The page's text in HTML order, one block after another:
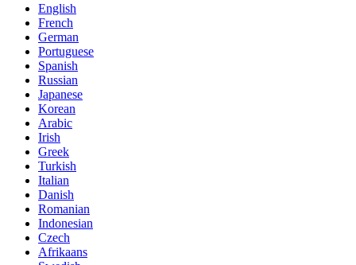
English
French
German
Portuguese
Spanish
Russian
Japanese
Korean
Arabic
Irish
Greek
Turkish
Italian
Danish
Romanian
Indonesian
Czech
Afrikaans